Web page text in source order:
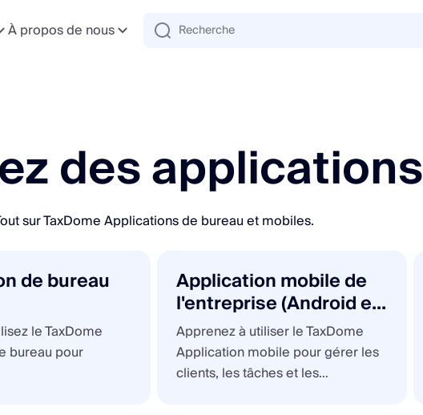
À propos de nous
des applications
sur TaxDome Applications de bureau et mobiles.
de bureau
le TaxDome
bureau pour
Application mobile de
l'entreprise (Android et
iOS)
Apprenez à utiliser le TaxDome
Application mobile pour gérer les
clients, les tâches et les